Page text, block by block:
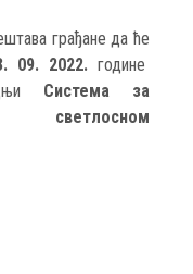
грађане да ће
09. 2022.године
Система за
светлосном